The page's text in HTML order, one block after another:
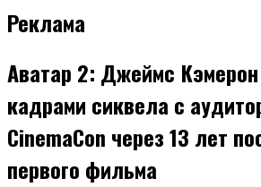
Реклама
Аватар 2: Джеймс
кадрами сиквела с
CinemaCon через 13 лет
первого фильма